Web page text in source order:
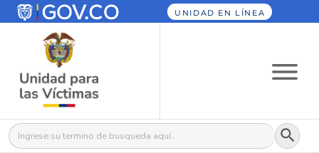
UNIDAD EN LÍNEA
Buscar: Botón